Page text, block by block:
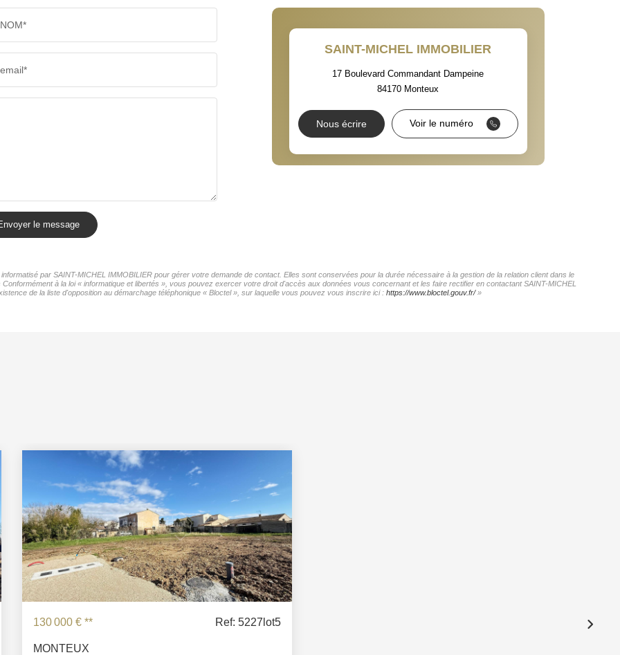
ECOLES ET CRÈCHES
COMMERCES
NOM*
email*
le message
SAINT-MICHEL IMMOBILIER
17 Boulevard Commandant Dampeine
84170 Monteux
Nous écrire Voir le numéro
par SAINT-MICHEL IMMOBILIER pour gérer votre demande de contact. Elles sont conservées pour la durée nécessaire à la gestion de la relation client dans le
à la loi « informatique et libertés », vous pouvez exercer votre droit d'accès aux données vous concernant et les faire rectifier en contactant SAINT-MICHEL
de la liste d'opposition au démarchage téléphonique « Bloctel », sur laquelle vous pouvez vous inscrire ici : https://www.bloctel.gouv.fr/»
130 000 € ** Ref: 5227lot5
MONTEUX